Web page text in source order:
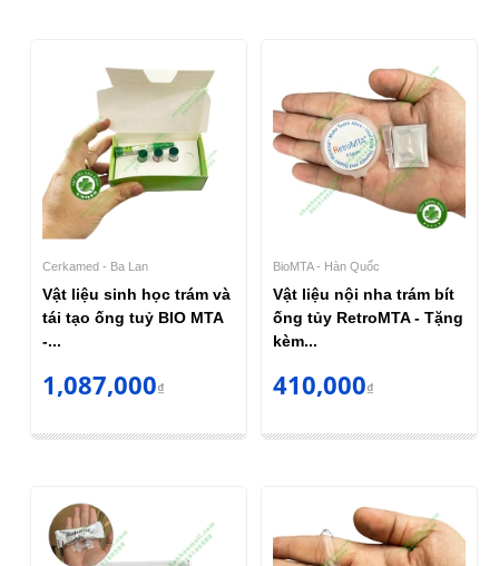
Cerkamed - Ba Lan
Vật liệu sinh học trám và
tái tạo ống tuỷ BIO MTA
-...
1,087,000₫
BioMTA - Hàn Quốc
Vật liệu nội nha trám bít
ống tủy RetroMTA - Tặng
kèm...
410,000₫